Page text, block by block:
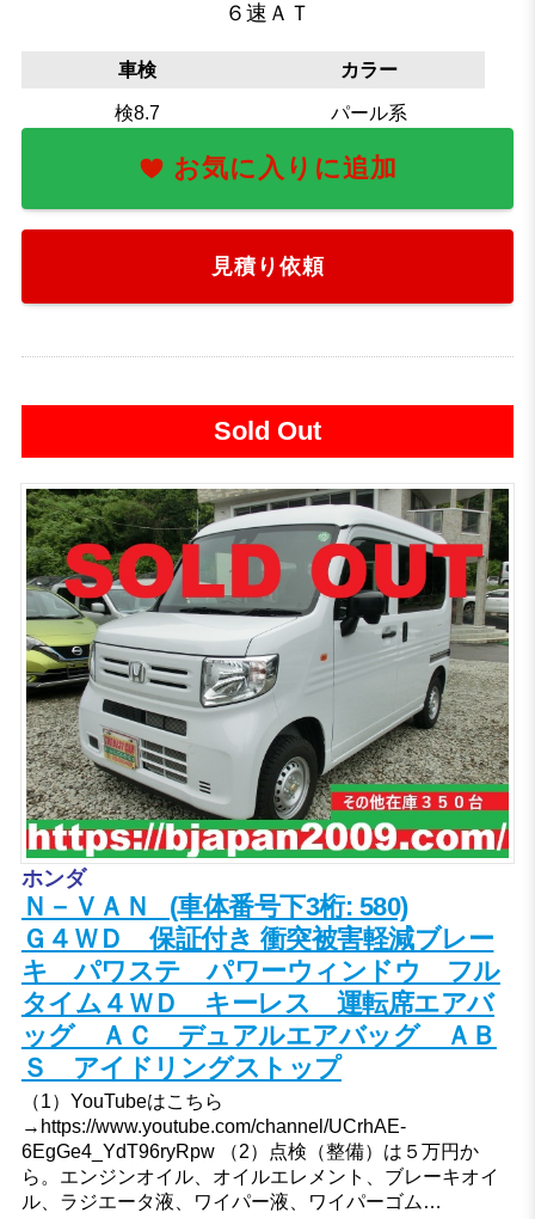
６速ＡＴ
車検
検8.7
カラー
パール系
お気に入りに追加
見積り依頼
Sold Out
ホンダ
Ｎ－ＶＡＮ (車体番号下3桁: 580)
Ｇ４ＷＤ 保証付き 衝突被害軽減ブレー
キ パワステ パワーウィンドウ フル
タイム４ＷＤ キーレス 運転席エアバ
ッグ ＡＣ デュアルエアバッグ ＡＢ
Ｓ アイドリングストップ
（1）YouTubeはこちら
→https://www.youtube.com/channel/UCrhAE-
6EgGe4_YdT96ryRpw （2）点検（整備）は５万円か
ら。エンジンオイル、オイルエレメント、ブレーキオイ
ル、ラジエータ液、ワイパー液、ワイパーゴム…